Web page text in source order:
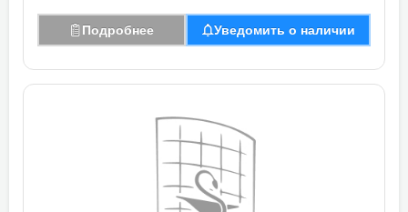
Подробнее Уведомить о наличии